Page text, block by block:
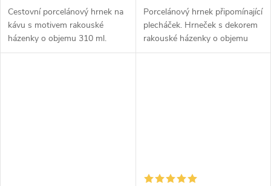
Cestovní porcelánový hrnek na
kávu s motivem rakouské
házenky o objemu 310 ml.
Porcelánový hrnek připomínající
plecháček. Hrneček s dekorem
rakouské házenky o objemu
250 ml.